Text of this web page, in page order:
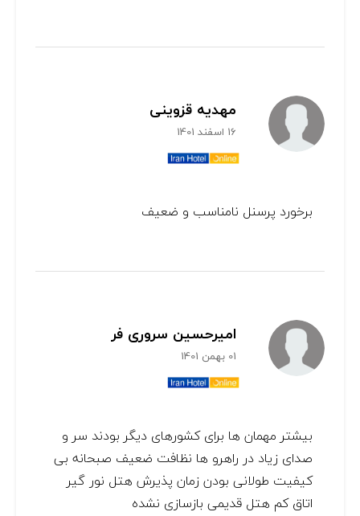
مهدیه قزوینی
16 اسفند 1401
برخورد پرسنل نامناسب و ضعیف
امیرحسین سروری فر
01 بهمن 1401
بیشتر مهمان ها برای کشورهای دیگر بودند سر و
صدای زیاد در راهرو ها نظافت ضعیف صبحانه بی
کیفیت طولانی بودن زمان پذیرش هتل نور گیر
اتاق کم هتل قدیمی بازسازی نشده